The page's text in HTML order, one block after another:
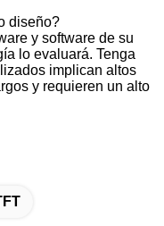
diseño?
y software de su
lo evaluará. Tenga
implican altos
y requieren un alto